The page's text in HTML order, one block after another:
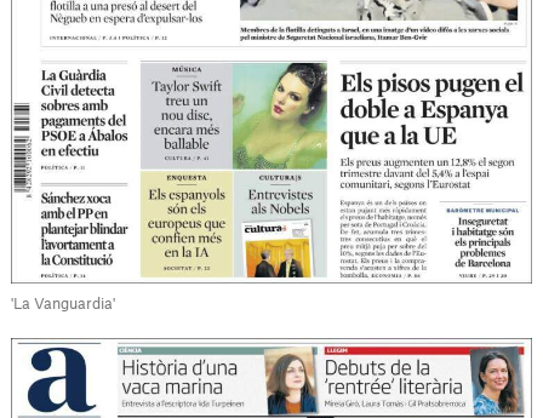
'La Vanguardia'